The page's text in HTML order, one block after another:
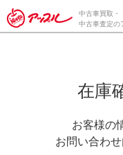
中古車買取・
中古車査定の
在庫
お客様の
お問い合わ